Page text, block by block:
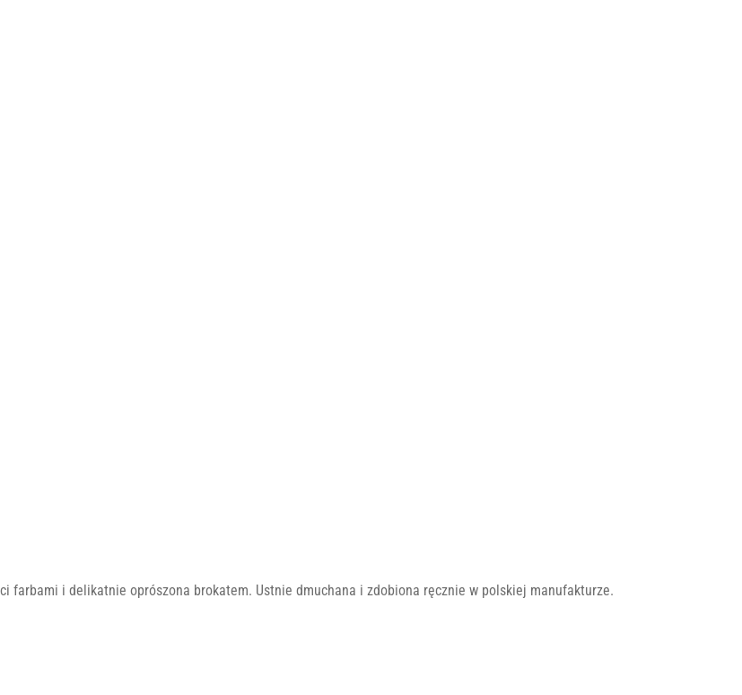
farbami i delikatnie oprószona brokatem. Ustnie dmuchana i zdobiona ręcznie w polskiej manufakturze.